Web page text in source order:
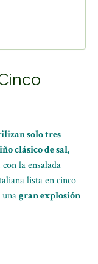
solo tres
clásico de sal,
la ensalada
lista en cinco
gran explosión